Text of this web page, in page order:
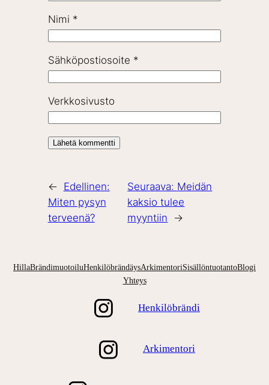
Nimi *
Sähköpostiosoite *
Verkkosivusto
←
Edellinen:
Miten pysyn
terveenä?
Seuraava: Meidän
kaksio tulee
myyntiin
→
HillaBrändimuotoiluHenkilöbrändäysArkimentoriSisällöntuotantoBlogi
Yhteys
Henkilöbrändi
Arkimentori